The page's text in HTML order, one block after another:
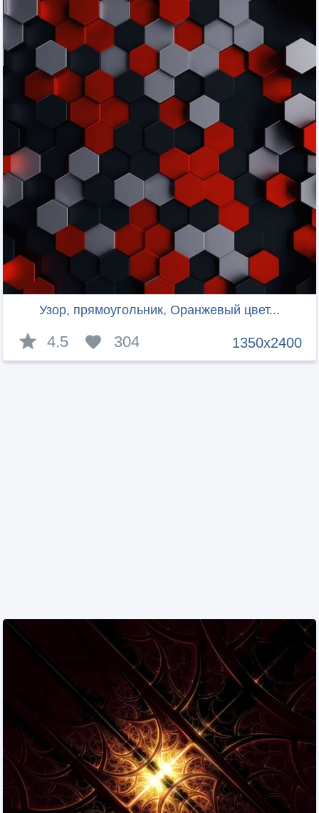
Узор, прямоугольник, Оранжевый цвет...
1350x2400
4.5 304